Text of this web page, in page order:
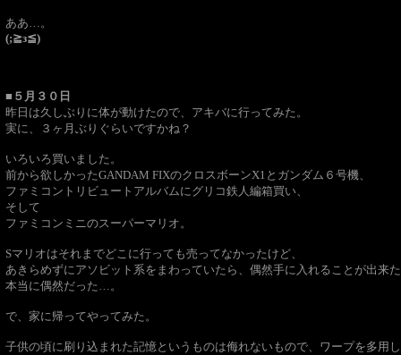
ああ…。
(;≧з≦)
■５月３０日
昨日は久しぶりに体が動けたので、アキバに行ってみた。
実に、３ヶ月ぶりぐらいですかね？
いろいろ買いました。
前から欲しかったGANDAM FIXのクロスボーンX1とガンダム６号機、
ファミコントリビュートアルバムにグリコ鉄人編箱買い、
そして
ファミコンミニのスーパーマリオ。
Sマリオはそれまでどこに行っても売ってなかったけど、
あきらめずにアソビット系をまわっていたら、偶然手に入れることが出来
本当に偶然だった…。
で、家に帰ってやってみた。
子供の頃に刷り込まれた記憶というものは侮れないもので、ワープを多用